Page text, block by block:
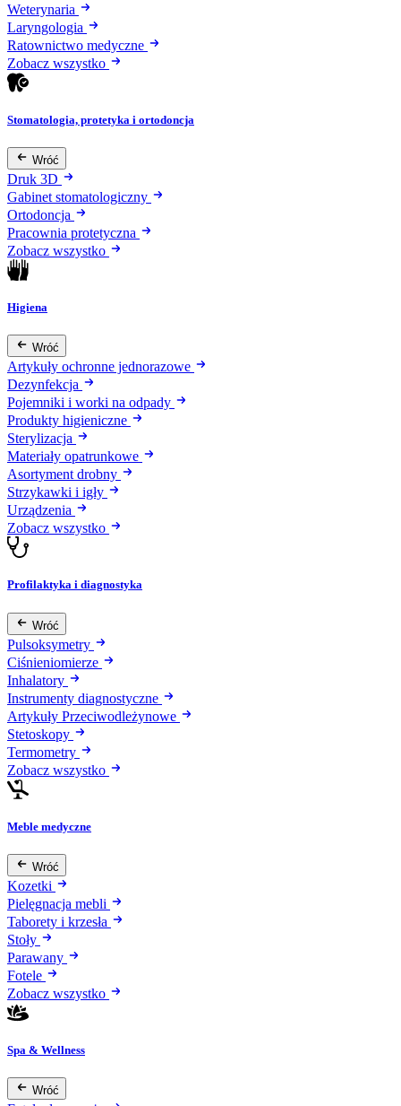
Weterynaria
Laryngologia
Ratownictwo medyczne
Zobacz wszystko
Stomatologia, protetyka i ortodoncja
Wróć
Druk 3D
Gabinet stomatologiczny
Ortodoncja
Pracownia protetyczna
Zobacz wszystko
Higiena
Wróć
Artykuły ochronne jednorazowe
Dezynfekcja
Pojemniki i worki na odpady
Produkty higieniczne
Sterylizacja
Materiały opatrunkowe
Asortyment drobny
Strzykawki i igły
Urządzenia
Zobacz wszystko
Profilaktyka i diagnostyka
Wróć
Pulsoksymetry
Ciśnieniomierze
Inhalatory
Instrumenty diagnostyczne
Artykuły Przeciwodleżynowe
Stetoskopy
Termometry
Zobacz wszystko
Meble medyczne
Wróć
Kozetki
Pielęgnacja mebli
Taborety i krzesła
Stoły
Parawany
Fotele
Zobacz wszystko
Spa & Wellness
Wróć